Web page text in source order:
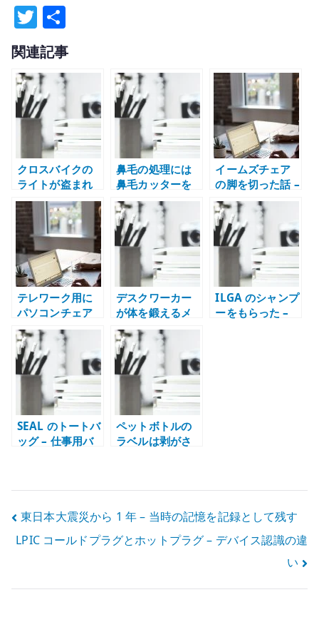
T
w
it
te
r
有
関連記事
クロスバイクの
ライトが盗まれ
る – 取り外し式
ライトと盗難対
策
鼻毛の処理には
鼻毛カッターを
使うと良い – 身
だしなみとして
整える
イームズチェア
の脚を切った話 –
座面高さが合わ
ない椅子を調整
した記録
テレワーク用に
パソコンチェア
を買い替えた理
由
デスクワーカー
が体を鍛えるメ
リット – 仕事の
集中力と生活の
土台を整える
ILGA のシャンプ
ーをもらった –
SEAL のトートバ
ッグ – 仕事用バ
ペットボトルの
ラベルは剥がさ
投
稿
東日本大震災から 1 年 – 当時の記憶を記録として残す
LPIC コールドプラグとホットプラグ – デバイス認識の違
い